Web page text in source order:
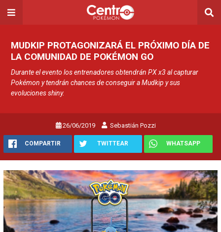
MUDKIP PROTAGONIZARÁ EL PRÓXIMO DÍA DE
LA COMUNIDAD DE POKÉMON GO
Durante el evento los entrenadores obtendrán PX x3 al capturar
Pokémon y tendrán chances de conseguir a Mudkip y sus
evoluciones shiny.
26/06/2019 Sebastián Pozzi
COMPARTIR TWITTEAR WHATSAPP